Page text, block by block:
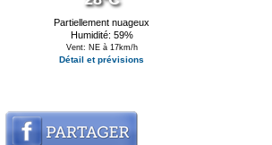
Partiellement nuageux
Humidité: 59%
Vent: NE à 17km/h
Détail et prévisions